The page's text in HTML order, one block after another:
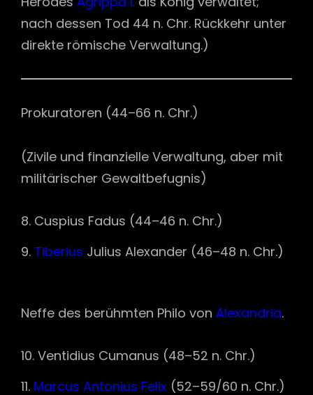
nach dessen Tod 44 n. Chr. Rückkehr unter
direkte römische Verwaltung.)
Prokuratoren (44–66 n. Chr.)
(Zivile und finanzielle Verwaltung, aber mit
militärischer Gewaltbefugnis)
Cuspius Fadus (44–46 n. Chr.)
Tiberius Julius Alexander (46–48 n. Chr.)
Neffe des berühmten Philo von Alexandria.
Ventidius Cumanus (48–52 n. Chr.)
Marcus Antonius Felix (52–59/60 n. Chr.)